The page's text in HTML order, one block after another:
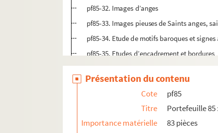
pf85-32. Images d’anges
pf85-33. Images pieuses de Saints anges,
pf85-34. Etude de motifs baroques et
pf85-35. Etudes d’encadrement et bordures
pf85-36. Etudes de scènes quotidiennes,
pf85-37. Abécédaire
pf85-38. Visages de rois
pf85-39. Médaillons avec portraits et
pf85-40. Scènes diverses
Présentation du contenu
Cote
pf85
Titre
Portefeuille
Importance matérielle
83 pièces